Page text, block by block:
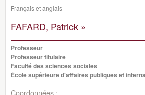
Français et anglais
FAFARD, Patrick »
Professeur
Professeur titulaire
Faculté des sciences sociales
École supérieure d'affaires publiques et
Coordonnées :